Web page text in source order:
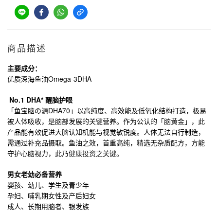
商品描述
主要成分：
优质深海鱼油Omega-3DHA
No.1 DHA* 醒脑护眼
「鱼宝脑の源DHA70 」以高纯度、高效能及低氧化结构打造，极易
被人体吸收，是脑部发展的关键营养。作为公认的「脑黄金」，此
产品能有效促进大脑认知机能与视觉敏锐度。人体无法自行制造，
需通过补充品摄取。鱼油之效，首重高纯，精选无杂质配方，方能
守护心脑视力，此乃健康投资之关键。
男女老幼必备营养
婴孩、幼儿、学生及青少年
孕妇、哺乳期女性及产后妇女
成人、长期用脑者、银发族